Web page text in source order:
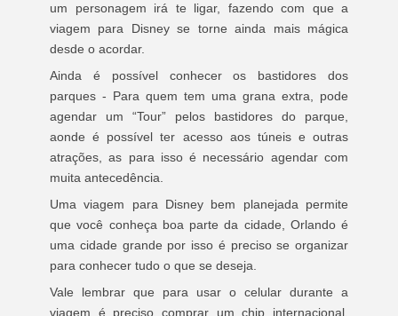
um personagem irá te ligar, fazendo com que a
viagem para Disney se torne ainda mais mágica
desde o acordar.
Ainda é possível conhecer os bastidores dos
parques - Para quem tem uma grana extra, pode
agendar um “Tour” pelos bastidores do parque,
aonde é possível ter acesso aos túneis e outras
atrações, as para isso é necessário agendar com
muita antecedência.
Uma viagem para Disney bem planejada permite
que você conheça boa parte da cidade, Orlando é
uma cidade grande por isso é preciso se organizar
para conhecer tudo o que se deseja.
Vale lembrar que para usar o celular durante a
viagem é preciso comprar um chip internacional.